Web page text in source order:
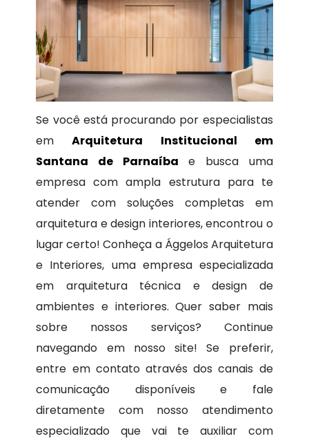
Se você está procurando por especialistas
emArquitetura Institucional em
Santana de Parnaíba e busca uma
empresa com ampla estrutura para te
atender com soluções completas em
arquitetura e design interiores, encontrou o
lugar certo! Conheça a Ággelos Arquitetura
e Interiores, uma empresa especializada
em arquitetura técnica e design de
ambientes e interiores. Quer saber mais
sobre nossos serviços? Continue
navegando em nosso site! Se preferir,
entre em contato através dos canais de
comunicação disponíveis e fale
diretamente com nosso atendimento
especializado que vai te auxiliar com